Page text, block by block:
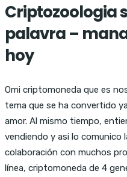
Criptozoologia
palavra –
hoy
Omi criptomoneda que es
tema que se ha convertido
amor. Al mismo tiempo,
vendiendo y asi lo comunico
colaboración con muchos
línea, criptomoneda de 4